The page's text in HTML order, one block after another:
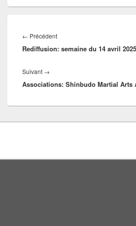
de
← PrécédentArticle
précédent :
Rediffusion: semaine du 14 avril 2025
Suivant →
suivant :
Associations: Shinbudo Martial Arts